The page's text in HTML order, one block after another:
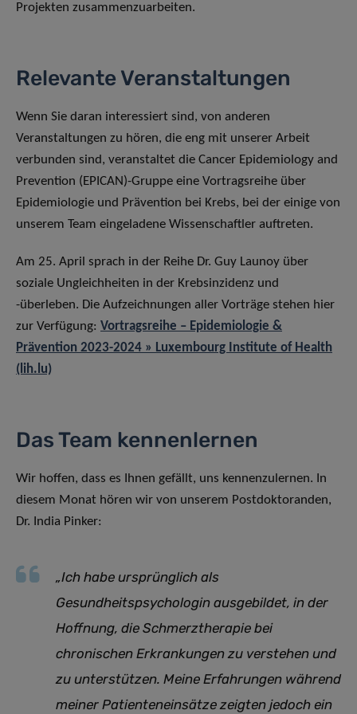
Projekten zusammenzuarbeiten.
Relevante Veranstaltungen
Wenn Sie daran interessiert sind, von anderen
Veranstaltungen zu hören, die eng mit unserer Arbeit
verbunden sind, veranstaltet die Cancer Epidemiology and
Prevention (EPICAN)-Gruppe eine Vortragsreihe über
Epidemiologie und Prävention bei Krebs, bei der einige von
unserem Team eingeladene Wissenschaftler auftreten.
Am 25. April sprach in der Reihe Dr. Guy Launoy über
soziale Ungleichheiten in der Krebsinzidenz und
-überleben. Die Aufzeichnungen aller Vorträge stehen hier
zur Verfügung: Vortragsreihe – Epidemiologie &
Prävention 2023-2024 » Luxembourg Institute of Health
(lih.lu)
Das Team kennenlernen
Wir hoffen, dass es Ihnen gefällt, uns kennenzulernen. In
diesem Monat hören wir von unserem Postdoktoranden,
Dr. India Pinker:
„Ich habe ursprünglich als
Gesundheitspsychologin ausgebildet, in der
Hoffnung, die Schmerztherapie bei
chronischen Erkrankungen zu verstehen und
zu unterstützen. Meine Erfahrungen während
meiner Patienteneinsätze zeigten jedoch ein